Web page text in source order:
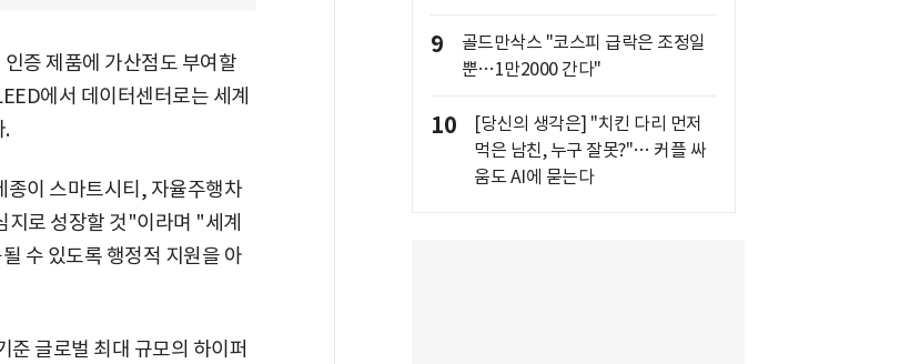
증 제품에 가산점도 부여할
에서 데이터센터로는 세계
.
이 스마트시티, 자율주행차
지로 성장할 것"이라며 "세계
수 있도록 행정적 지원을 아
글로벌 최대 규모의 하이퍼
9
골드만삭스 "코스피 급락은 조정일
뿐…1만2000 간다"
10
[당신의 생각은] "치킨 다리 먼저
먹은 남친, 누구 잘못?"… 커플 싸
움도 AI에 묻는다